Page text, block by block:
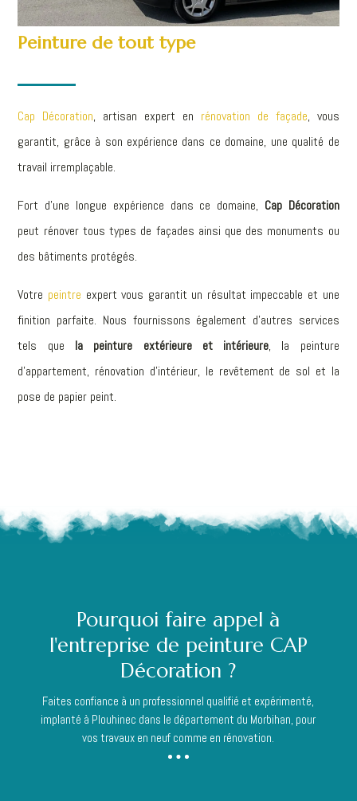
Peinture de tout type
Cap Décoration, artisan expert en rénovation de façade, vous
garantit, grâce à son expérience dans ce domaine, une qualité de
travail irremplaçable.
Fort d’une longue expérience dans ce domaine, Cap Décoration
peut rénover tous types de façades ainsi que des monuments ou
des bâtiments protégés.
Votre peintre expert vous garantit un résultat impeccable et une
finition parfaite. Nous fournissons également d’autres services
tels que la peinture extérieure et intérieure, la peinture
d’appartement, rénovation d’intérieur, le revêtement de sol et la
pose de papier peint.
Pourquoi faire appel à
l'entreprise de peinture CAP
Décoration ?
Faites confiance à un professionnel qualifié et expérimenté,
implanté à Plouhinec dans le département du Morbihan, pour
vos travaux en neuf comme en rénovation.